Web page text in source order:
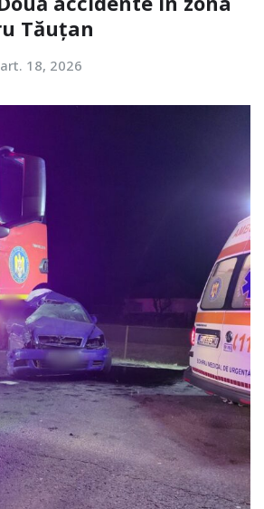
Tăuțan
18, 2026